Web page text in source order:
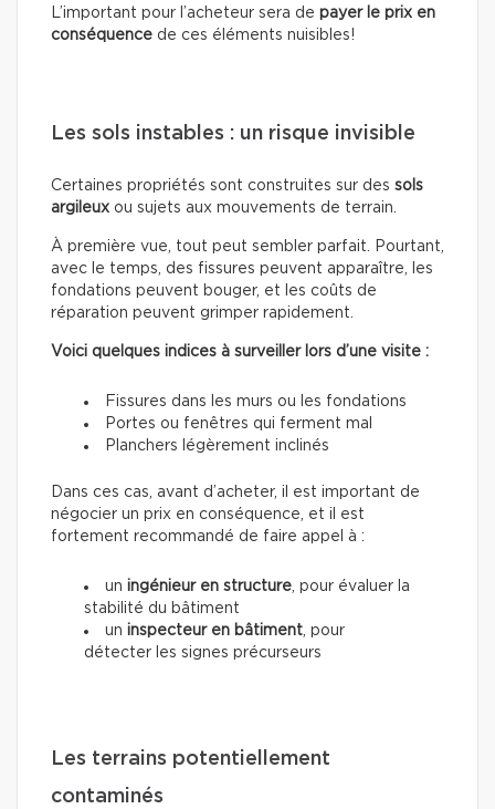
L’important pour l’acheteur sera de payer le prix en
conséquence de ces éléments nuisibles!
Les sols instables : un risque invisible
Certaines propriétés sont construites sur des sols
argileux ou sujets aux mouvements de terrain.
À première vue, tout peut sembler parfait. Pourtant,
avec le temps, des fissures peuvent apparaître, les
fondations peuvent bouger, et les coûts de
réparation peuvent grimper rapidement.
Voici quelques indices à surveiller lors d’une visite :
Fissures dans les murs ou les fondations
Portes ou fenêtres qui ferment mal
Planchers légèrement inclinés
Dans ces cas, avant d’acheter, il est important de
négocier un prix en conséquence, et il est
fortement recommandé de faire appel à :
un ingénieur en structure, pour évaluer la
stabilité du bâtiment
un inspecteur en bâtiment, pour
détecter les signes précurseurs
Les terrains potentiellement
contaminés